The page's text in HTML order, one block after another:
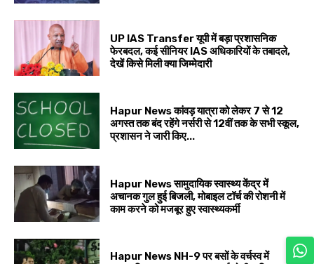
UP IAS Transfer यूपी में बड़ा प्रशासनिक
फेरबदल, कई सीनियर IAS अधिकारियों के तबादले,
देखें किसे मिली क्या जिम्मेदारी
Hapur News कांवड़ यात्रा को लेकर 7 से 12
अगस्त तक बंद रहेंगे नर्सरी से 12वीं तक के सभी स्कूल,
प्रशासन ने जारी किए...
Hapur News सामुदायिक स्वास्थ्य केंद्र में
अचानक गुल हुई बिजली, मोबाइल टॉर्च की रोशनी में
काम करने को मजबूर हुए स्वास्थ्यकर्मी
Hapur News NH-9 पर बसों के वर्चस्व में